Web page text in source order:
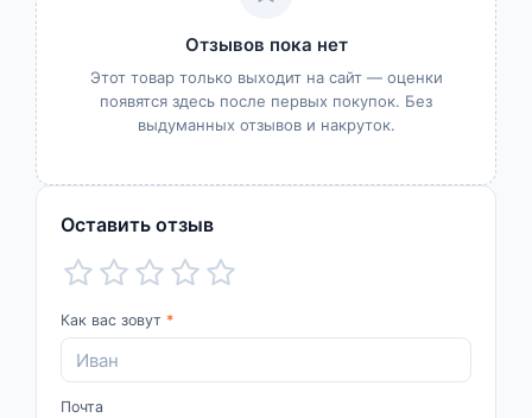
Отзывов пока нет
Этот товар только выходит на сайт — оценки
появятся здесь после первых покупок. Без
выдуманных отзывов и накруток.
Оставить отзыв
Как вас зовут *
Почта